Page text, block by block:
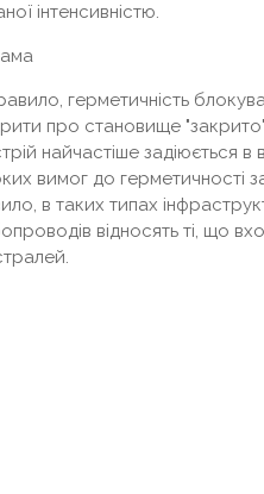
інтенсивністю.
герметичність
про становище
найчастіше задіюється
вимог до герметичності
в таких типах
відносять ті, що